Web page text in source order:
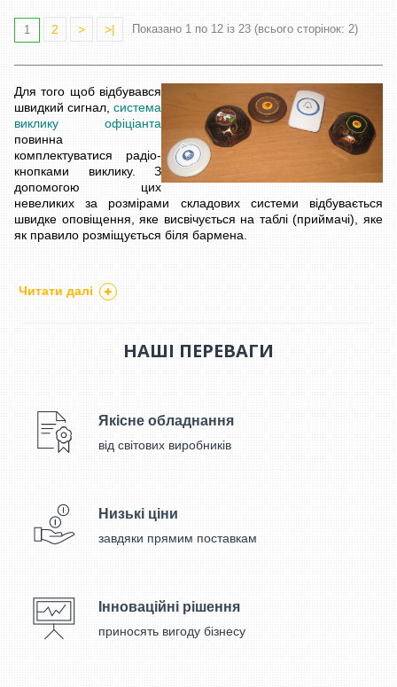
1 2 > >| Показано 1 по 12 із 23 (всього сторінок: 2)
Для того щоб відбувався
швидкий сигнал, система
виклику офіціанта
повинна
комплектуватися радіо-
кнопками виклику. З
допомогою цих
невеликих за розмірами складових системи відбувається
швидке оповіщення, яке висвічується на таблі (приймачі), яке
як правило розміщується біля бармена.
різних моделей, які відрізняються довільними розмірами та
кольором. Радіо-кнопки купити, по оптимальних цінах, Ви
Читати далі
НАШІ ПЕРЕВАГИ
Якісне обладнання
від світових виробників
Низькі ціни
завдяки прямим поставкам
Інноваційні рішення
приносять вигоду бізнесу